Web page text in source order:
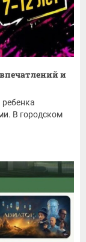
и
В городском